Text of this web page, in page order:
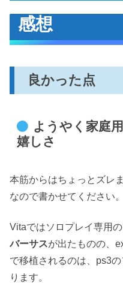
感想
良かった点
ようやく家庭
嬉しさ
本筋からはちょっとズレ
なので書かせてください。
Vitaではソロプレイ専用の
バーサスが出たものの、
で移植されるのは、ps3
ります。